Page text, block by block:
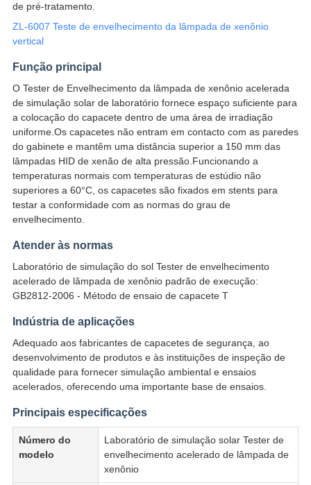
de pré-tratamento.
ZL-6007 Teste de envelhecimento da lâmpada de xenônio
vertical
Função principal
O Tester de Envelhecimento da lâmpada de xenônio acelerada
de simulação solar de laboratório fornece espaço suficiente para
a colocação do capacete dentro de uma área de irradiação
uniforme.Os capacetes não entram em contacto com as paredes
do gabinete e mantêm uma distância superior a 150 mm das
lâmpadas HID de xenão de alta pressão.Funcionando a
temperaturas normais com temperaturas de estúdio não
superiores a 60°C, os capacetes são fixados em stents para
testar a conformidade com as normas do grau de
envelhecimento.
Atender às normas
Laboratório de simulação do sol Tester de envelhecimento
acelerado de lâmpada de xenônio padrão de execução:
GB2812-2006 - Método de ensaio de capacete T
Indústria de aplicações
Adequado aos fabricantes de capacetes de segurança, ao
desenvolvimento de produtos e às instituições de inspeção de
qualidade para fornecer simulação ambiental e ensaios
acelerados, oferecendo uma importante base de ensaios.
Principais especificações
Número do
modelo
Laboratório de simulação solar Tester de
envelhecimento acelerado de lâmpada de
xenônio